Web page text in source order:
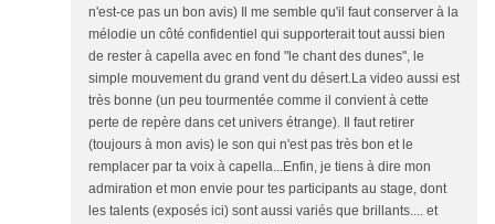
n'est-ce pas un bon avis) Il me semble qu'il faut conserver à la
mélodie un côté confidentiel qui supporterait tout aussi bien
de rester à capella avec en fond "le chant des dunes", le
simple mouvement du grand vent du désert.La video aussi est
très bonne (un peu tourmentée comme il convient à cette
perte de repère dans cet univers étrange). Il faut retirer
(toujours à mon avis) le son qui n'est pas très bon et le
remplacer par ta voix à capella...Enfin, je tiens à dire mon
admiration et mon envie pour tes participants au stage, dont
les talents (exposés ici) sont aussi variés que brillants.... et